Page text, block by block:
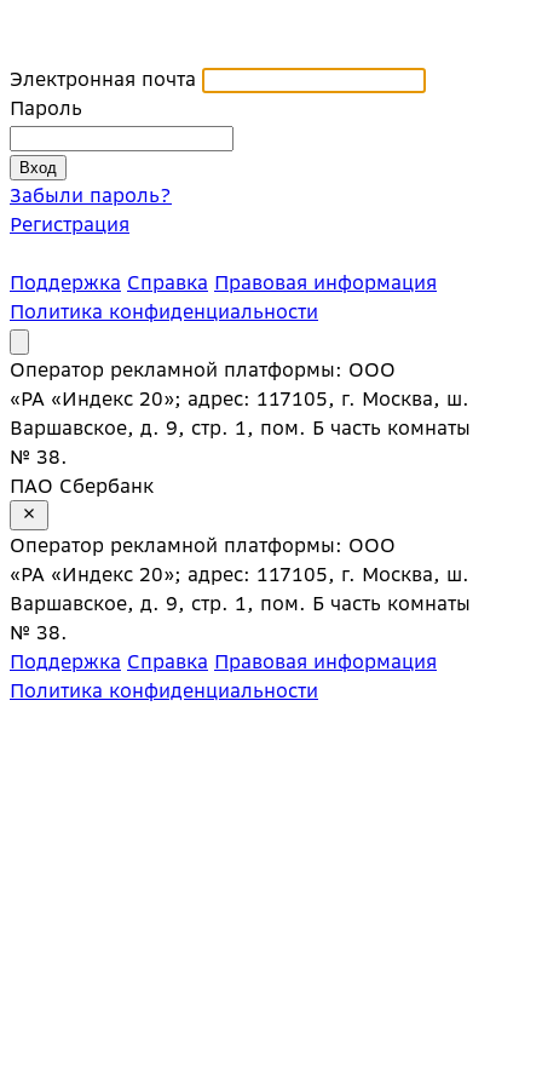
Электронная почта
Пароль
Забыли пароль?
Регистрация
Поддержка Справка Правовая информация
Политика конфиденциальности
Оператор рекламной платформы: ООО
«РА «Индекс 20»; адрес: 117105, г. Москва, ш.
Варшавское, д. 9, стр. 1, пом. Б часть комнаты
№ 38.
ПАО Сбербанк
Оператор рекламной платформы: ООО
«РА «Индекс 20»; адрес: 117105, г. Москва, ш.
Варшавское, д. 9, стр. 1, пом. Б часть комнаты
№ 38.
Поддержка Справка Правовая информация
Политика конфиденциальности